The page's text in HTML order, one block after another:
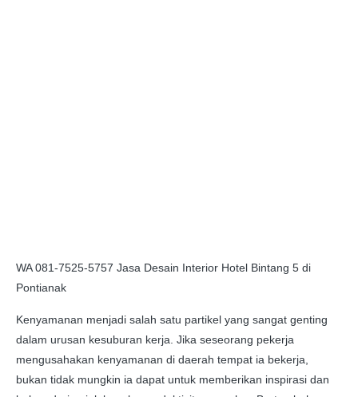
WA 081-7525-5757 Jasa Desain Interior Hotel Bintang 5 di
Pontianak
Kenyamanan menjadi salah satu partikel yang sangat genting
dalam urusan kesuburan kerja. Jika seseorang pekerja
mengusahakan kenyamanan di daerah tempat ia bekerja,
bukan tidak mungkin ia dapat untuk memberikan inspirasi dan